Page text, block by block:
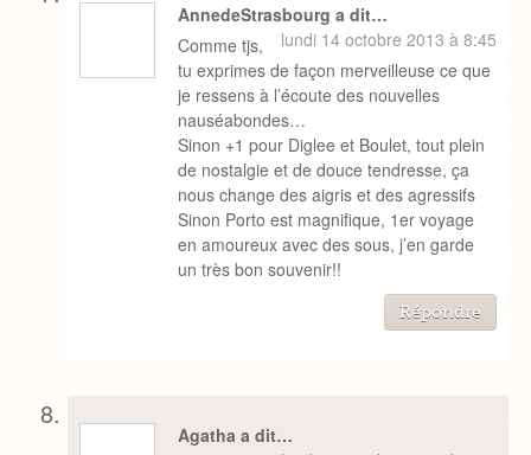
AnnedeStrasbourg a dit…
lundi 14 octobre 2013 à 8:45
Comme tjs,
tu exprimes de façon merveilleuse ce que
je ressens à l’écoute des nouvelles
nauséabondes…
Sinon +1 pour Diglee et Boulet, tout plein
de nostalgie et de douce tendresse, ça
nous change des aigris et des agressifs
Sinon Porto est magnifique, 1er voyage
en amoureux avec des sous, j’en garde
un très bon souvenir!!
Répondre
Agatha a dit…